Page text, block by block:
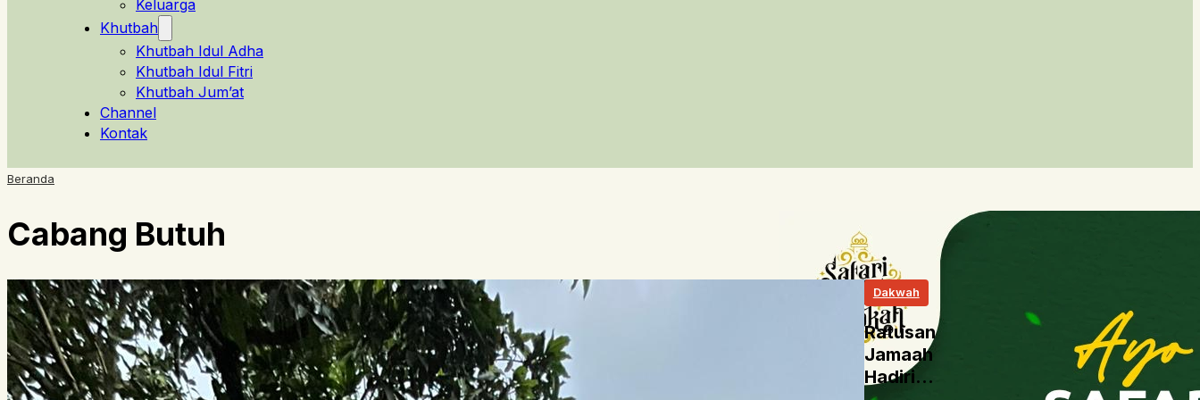
Keluarga
Khutbah
Khutbah Idul Adha
Khutbah Idul Fitri
Khutbah Jum’at
Channel
Kontak
Beranda
Cabang Butuh
Dakwah
Ratusan
Jamaah
Hadiri